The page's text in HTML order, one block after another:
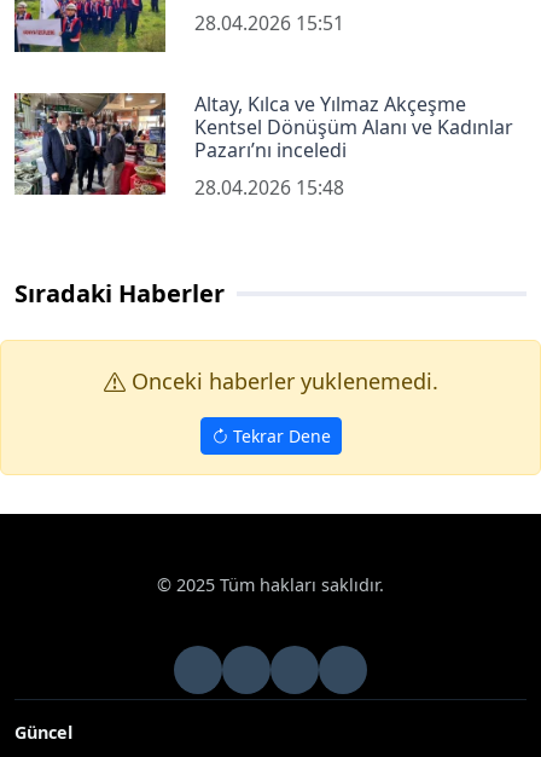
28.04.2026 15:51
Altay, Kılca ve Yılmaz Akçeşme
Kentsel Dönüşüm Alanı ve Kadınlar
Pazarı’nı inceledi
28.04.2026 15:48
Sıradaki Haberler
Onceki haberler yuklenemedi.
Tekrar Dene
© 2025 Tüm hakları saklıdır.
Güncel